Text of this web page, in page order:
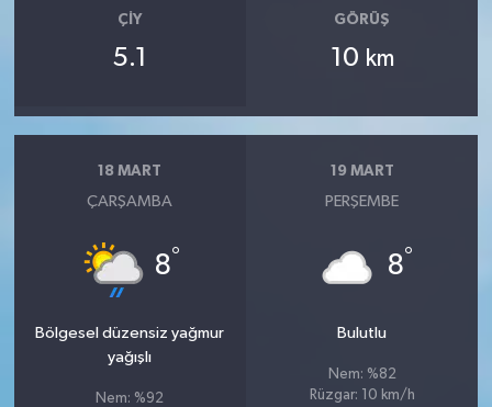
ÇIY
5.1
GÖRÜŞ
10 km
18 MART
ÇARŞAMBA
8°
Bölgesel düzensiz yağmur
yağışlı
Nem: %92
19 MART
PERŞEMBE
8°
Bulutlu
Nem: %82
Rüzgar: 10 km/h